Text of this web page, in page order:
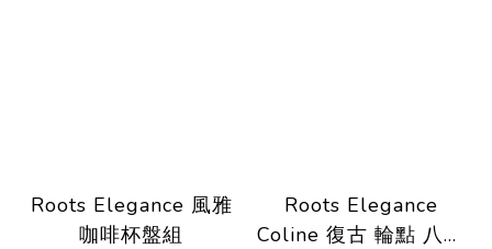
Roots Elegance 風雅
咖啡杯盤組
Roots Elegance
Coline 復古 輪點 八角